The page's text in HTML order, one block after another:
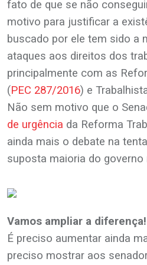
fato de que se não
motivo para justificar a
buscado por ele tem sido a
ataques aos direitos dos
principalmente com as
(PEC 287/2016) e
Não sem motivo que o
de urgência da Reforma
ainda mais o debate na
suposta maioria do governo
Vamos ampliar a diferença!
É preciso aumentar ainda
preciso mostrar aos